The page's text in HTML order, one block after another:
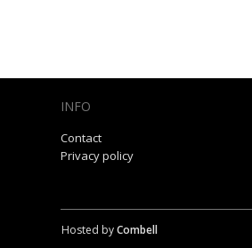
INFO
Contact
Privacy policy
Hosted byCombell